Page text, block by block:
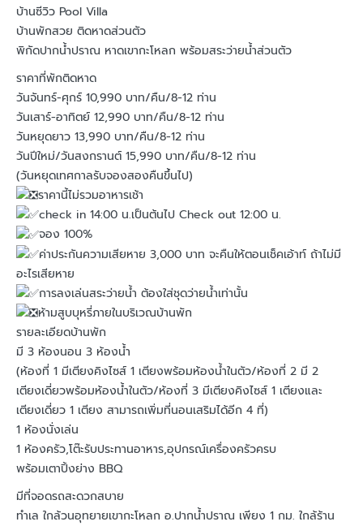
บ้านซีวิว Pool Villa
บ้านพักสวย ติดหาดส่วนตัว
พิกัดปากน้ำปราณ หาดเขากะโหลก พร้อมสระว่ายน้ำส่วนตัว
ราคาที่พักติดหาด
วันจันทร์-ศุกร์ 10,990 บาท/คืน/8-12 ท่าน
วันเสาร์-อาทิตย์ 12,990 บาท/คืน/8-12 ท่าน
วันหยุดยาว 13,990 บาท/คืน/8-12 ท่าน
วันปีใหม่/วันสงกรานต์ 15,990 บาท/คืน/8-12 ท่าน
(วันหยุดเทศกาลรับจองสองคืนขึ้นไป)
ราคานี้ไม่รวมอาหารเช้า
check in 14:00 น.เป็นต้นไป Check out 12:00 น.
จอง 100%
ค่าประกันความเสียหาย 3,000 บาท จะคืนให้ตอนเช็คเอ้าท์ ถ้าไม่มี
อะไรเสียหาย
การลงเล่นสระว่ายน้ำ ต้องใส่ชุดว่ายน้ำเท่านั้น
ห้ามสูบบุหรี่ภายในบริเวณบ้านพัก
รายละเอียดบ้านพัก
มี 3 ห้องนอน 3 ห้องน้ำ
(ห้องที่ 1 มีเตียงคิงไซส์ 1 เตียงพร้อมห้องน้ำในตัว/ห้องที่ 2 มี 2
เตียงเดี่ยวพร้อมห้องน้ำในตัว/ห้องที่ 3 มีเตียงคิงไซส์ 1 เตียงและ
เตียงเดี่ยว 1 เตียง สามารถเพิ่มที่นอนเสริมได้อีก 4 ที่)
1 ห้องนั่งเล่น
1 ห้องครัว,โต๊ะรับประทานอาหาร,อุปกรณ์เครื่องครัวครบ
พร้อมเตาปิ้งย่าง BBQ
มีที่จอดรถสะดวกสบาย
ทำเล ใกล้วนอุทยายเขากะโหลก อ.ปากน้ำปราณ เพียง 1 กม. ใกล้ร้าน